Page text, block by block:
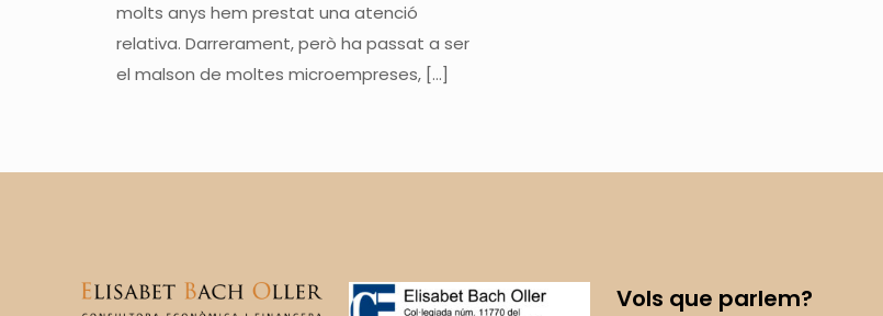
molts anys hem prestat una atenció
relativa. Darrerament, però ha passat a ser
el malson de moltes microempreses,[…]
Vols que parlem?